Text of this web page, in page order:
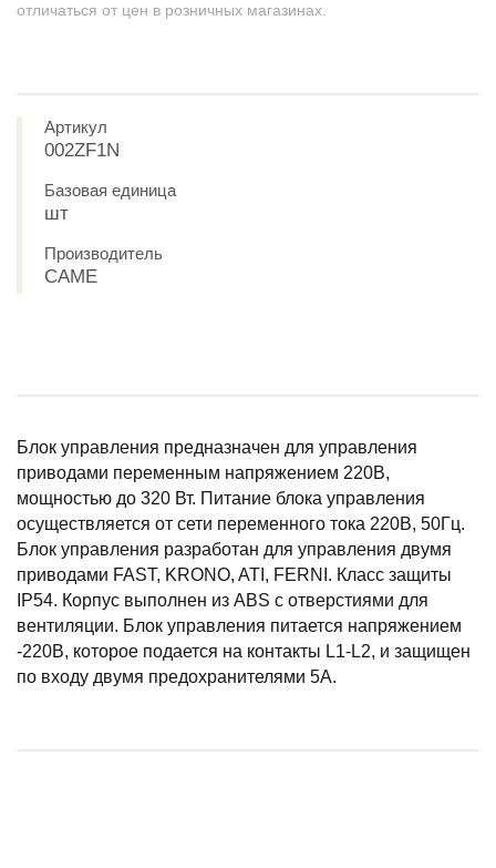
отличаться от цен в розничных магазинах.
Артикул
002ZF1N
Базовая единица
шт
Производитель
CAME
Блок управления предназначен для управления
приводами переменным напряжением 220В,
мощностью до 320 Вт. Питание блока управления
осуществляется от сети переменного тока 220В, 50Гц.
Блок управления разработан для управления двумя
приводами FAST, KRONO, ATI, FERNI. Класс защиты
IP54. Корпус выполнен из ABS с отверстиями для
вентиляции. Блок управления питается напряжением
-220В, которое подается на контакты L1-L2, и защищен
по входу двумя предохранителями 5А.